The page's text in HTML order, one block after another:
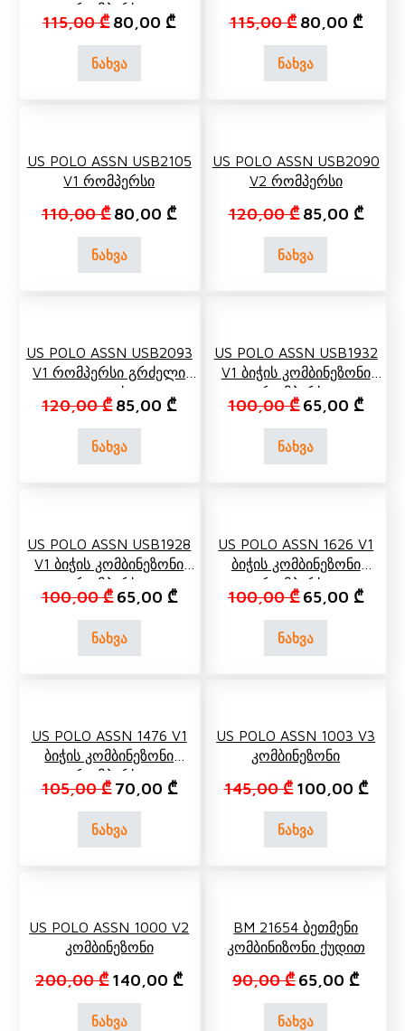
(რომპერსი)
115,00₾ Original price was: 115,00 ₾.
80,00 ₾Current price is: 80,00 ₾.
ნახვა
115,00₾ Original price
80,00 ₾
ნახვა
US POLO ASSN USB2105
V1 Რომპერსი
110,00₾ Original price was: 110,00 ₾.
80,00 ₾Current price is: 80,00 ₾.
ნახვა
US POLO ASSN USB2090
V2 Რომპერსი
120,00₾ Original price
85,00 ₾
ნახვა
US POLO ASSN USB2093
V1 Რომპერსი Გრძელი
Ღია Ფეხით
120,00₾ Original price was: 120,00 ₾.
85,00 ₾Current price is: 85,00 ₾.
ნახვა
US POLO ASSN USB1932
V1 Ბიჭის Კომბინეზონი
(რომპერსი)
100,00₾ Original price
65,00 ₾
ნახვა
US POLO ASSN USB1928
V1 Ბიჭის Კომბინეზონი
(რომპერსი)
100,00₾ Original price was: 100,00 ₾.
65,00 ₾Current price is: 65,00 ₾.
ნახვა
US POLO ASSN 1626 V1
Ბიჭის Კომბინეზონი
(რომპერსი)
100,00₾ Original price
65,00 ₾
ნახვა
US POLO ASSN 1476 V1
Ბიჭის Კომბინეზონი
(რომპერსი)
105,00₾ Original price was: 105,00 ₾.
70,00 ₾Current price is: 70,00 ₾.
ნახვა
US POLO ASSN 1003 V3
Კომბინეზონი
145,00₾ Original price
100,00 ₾
ნახვა
US POLO ASSN 1000 V2
Კომბინეზონი
200,00₾ Original price was: 200,00 ₾.
140,00 ₾Current price is: 140,00 ₾.
ნახვა
BM 21654 Ბეთმენი
Კომბინიზონი Ქუდით
90,00₾ Original price
65,00 ₾
ნახვა